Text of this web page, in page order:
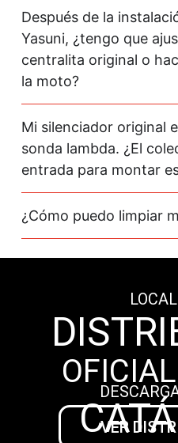
Después de la
Yasuni, ¿tengo que
centralita original o
la moto?
Mi silenciador original
sonda lambda. ¿El
entrada para montar
¿Cómo puedo limpiar
VER